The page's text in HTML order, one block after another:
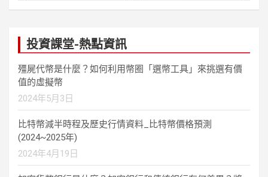
投資課堂-熱點資訊
殭屍代幣是什麼？如何利用幣圈「選幣工具」來挑選有價
值的虛擬幣
2024年5月3日
比特幣減半時程及歷史行情資料_比特幣價格預測
(2024~2025年)
2024年4月19日